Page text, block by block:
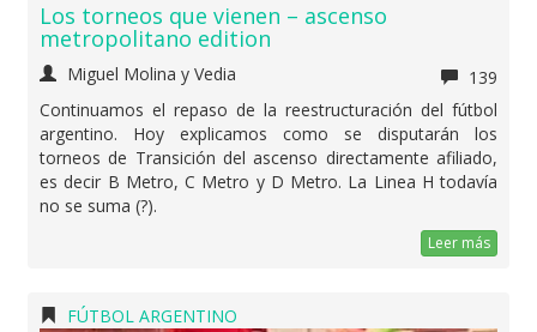
Los torneos que vienen – ascenso
metropolitano edition
Miguel Molina y Vedia
139
Continuamos el repaso de la reestructuración del fútbol
argentino. Hoy explicamos como se disputarán los
torneos de Transición del ascenso directamente afiliado,
es decir B Metro, C Metro y D Metro. La Linea H todavía
no se suma (?).
Leer más
FÚTBOL ARGENTINO